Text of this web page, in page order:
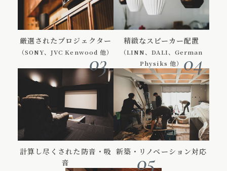
厳選されたプロジェクター
（SONY、JVC Kenwood 他）
精緻なスピーカー配置
（LINN、DALI、German
Physiks 他）
03
計算し尽くされた防音・吸
音
04
新築・リノベーション対応
05